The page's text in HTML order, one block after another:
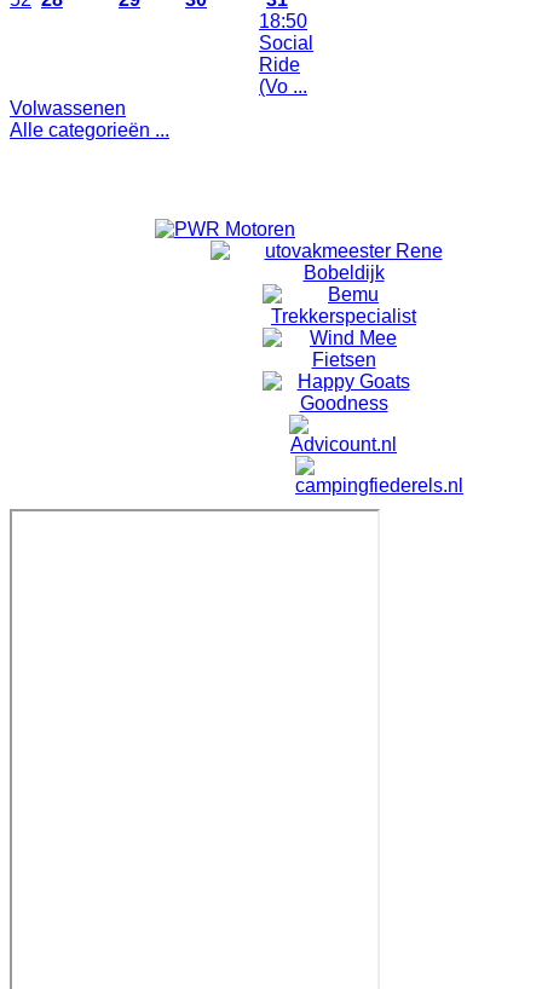
18:50
Social
Ride
(Vo ...
Volwassenen
Alle categorieën ...